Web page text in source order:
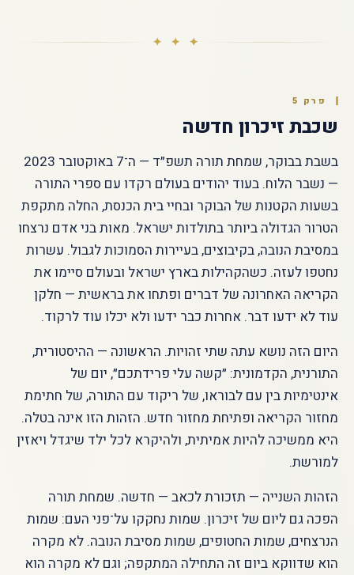
✦ ✦ ✦
פרק 5
שכבת זיכרון חדשה
בשבת בבוקר, שמחת תורה תשפ״ד — ה־7 באוקטובר 2023
— נשבר הלוח. בעוד יהודים בעולם רקדו עם ספרי התורה
בשעות הקטנות של הבוקר ובחיי בית הכנסת, החלה מתקפת
הטרור הגדולה ביותר בתולדות ישראל. מאות בני אדם נרצחו
במסיבת הנובה, בקיבוצים, בעיירות הסמוכות לגבול. עשרות
נחטפו לעזה. כשהקהילות בארץ ישראל ובעולם סיימו את
הקריאה האחרונה של דברים ופתחו את בראשית — חלקן
עוד לא ידעו דבר. אחרות כבר ידעו ולא יכלו עוד לרקוד.
היום הזה נושא עתה שתי זהויות. הראשונה — ההיסטורית,
התורנית, הקדמונית: ״קשה עלי פרידתכם״, יום של
אינטימיות בין עם לבוראו, של ריקוד עם התורה, של חתימת
מחזור הקריאה ופתיחת מחזור חדש. הזהות הזו אינה בטלה.
היא ממשיכה להיות אמיתית, ולהיקרא לכל ילד שיגדל ויאזין
למורשת.
הזהות השנייה — תזכורת לכאב — חדשה. שמחת תורה
הפכה גם ליום של זיכרון. שמות נחקקו על־פני העם: שמות
הנרצחים, שמות החטופים, שמות מסיבת הנובה. לא מקרה
הוא שדווקא ביום זה התחילה המתקפה; וגם לא מקרה הוא